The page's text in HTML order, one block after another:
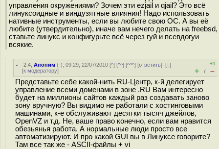
управления окружениями? Зочем эти ezjail и qjail? Это всё
линуксоидные и виндузятные влияния! Надо использовать
нативные инструменты, если вы любите свою ОС. А вы её
любите (утвердительно), иначе вам нечего делать на freebsd,
ставьте линукс и конфигурьте всё через гуй и псевдогуи
всякие.
2.4 ,Аноним (-), 09:29, 22/07/2010 [^] [^^] [^^^] [ответить][↓]
[к модератору]
+1
+ / –
Представьте себе какой-нить RU-Центр, к-й делегирует
управление всеми доменами в зоне .RU Вам интересно
будет на миллионы сайтов каждый раз создавать заново
зону вручную? Вы видимо не работали с хостинговыми
машинами, к-е обслуживают десятки тысяч джейлов,
OpenVZ и т.д. Не, ваше право конечно, если вам нравится
обезьянья работа. А нормальные люди просто все
автоматизируют. И про какой GUI вы в Линуксе говорите?
Там все так же - ASCII-файлы + vi